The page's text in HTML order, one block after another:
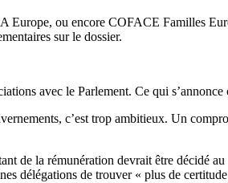
Europe, ou encore COFACE Familles
sur le dossier.
avec le Parlement. Ce qui s’annonce
c’est trop ambitieux. Un
de la rémunération devrait être décidé
délégations de trouver « plus de